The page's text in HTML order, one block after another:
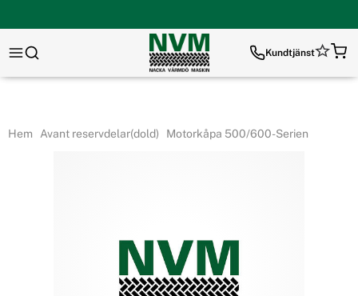
Kundtjänst
Hem Avant reservdelar(dold) Motorkåpa 500/600-Serien